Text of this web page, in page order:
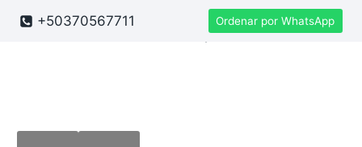
+50370567711 Ordenar por WhatsApp
Buscar